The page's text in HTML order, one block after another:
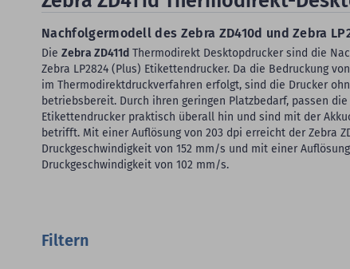
Nachfolgermodell des Zebra ZD410d und Zebra
Die Zebra ZD411d Thermodirekt Desktopdrucker sind die
Zebra LP2824 (Plus) Etikettendrucker. Da die Bedruckung
im Thermodirektdruckverfahren erfolgt, sind die Drucker
betriebsbereit. Durch ihren geringen Platzbedarf, passen die
Etikettendrucker praktisch überall hin und sind mit der
betrifft. Mit einer Auflösung von 203 dpi erreicht der Zebra
Druckgeschwindigkeit von 152 mm/s und mit einer
Druckgeschwindigkeit von 102 mm/s.
Filtern